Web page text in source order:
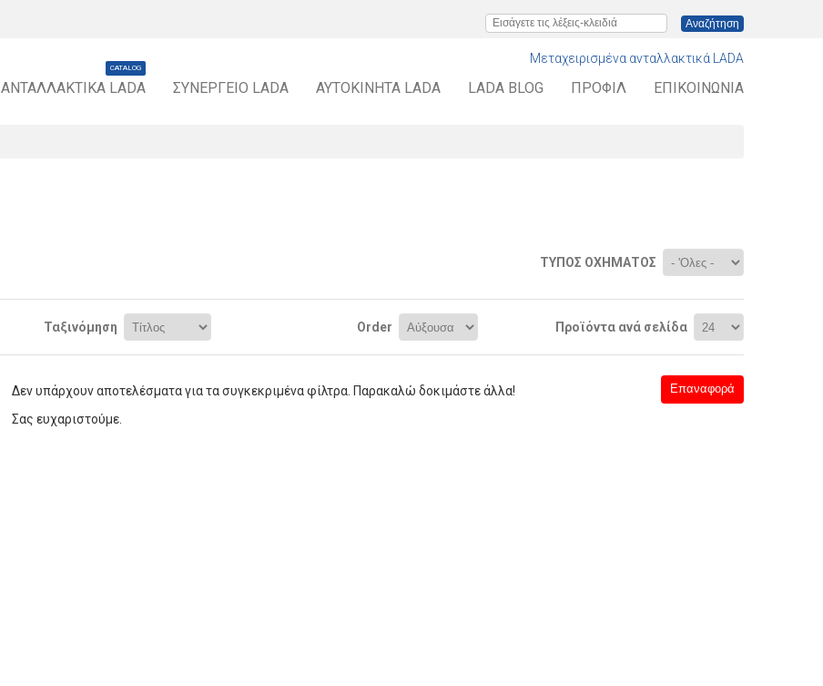
Εισάγετε τις λέξεις-κλειδιά
Μεταχειρισμένα ανταλλακτικά LADA
ΑΝΤΑΛΛΑΚΤΙΚΆ LADA
CATALOG
ΣΥΝΕΡΓΕΊΟ LADA ΑΥΤΟΚΊΝΗΤΑ LADA LADA BLOG ΠΡΟΦΊΛ ΕΠΙΚΟΙΝΩΝΊΑ
ΤΎΠΟΣ ΟΧΉΜΑΤΟΣ
Ταξινόμηση Order Προϊόντα ανά σελίδα
Δεν υπάρχουν αποτελέσματα για τα συγκεκριμένα φίλτρα. Παρακαλώ δοκιμάστε άλλα!
Σας ευχαριστούμε.